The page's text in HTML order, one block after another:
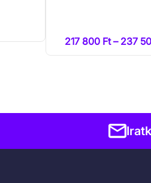
217 800 Ft – 237